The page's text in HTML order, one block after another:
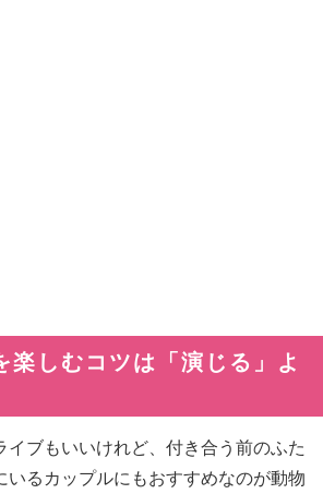
楽しむコツは「演じる」よ
イブもいいけれど、付き合う前のふた
いるカップルにもおすすめなのが動物